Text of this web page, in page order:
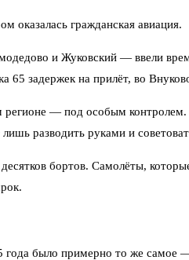
оказалась гражданская авиация.
и Жуковский — ввели
задержек на прилёт, во
— под особым
разводить руками и
бортов. Самолёты,
было примерно то же